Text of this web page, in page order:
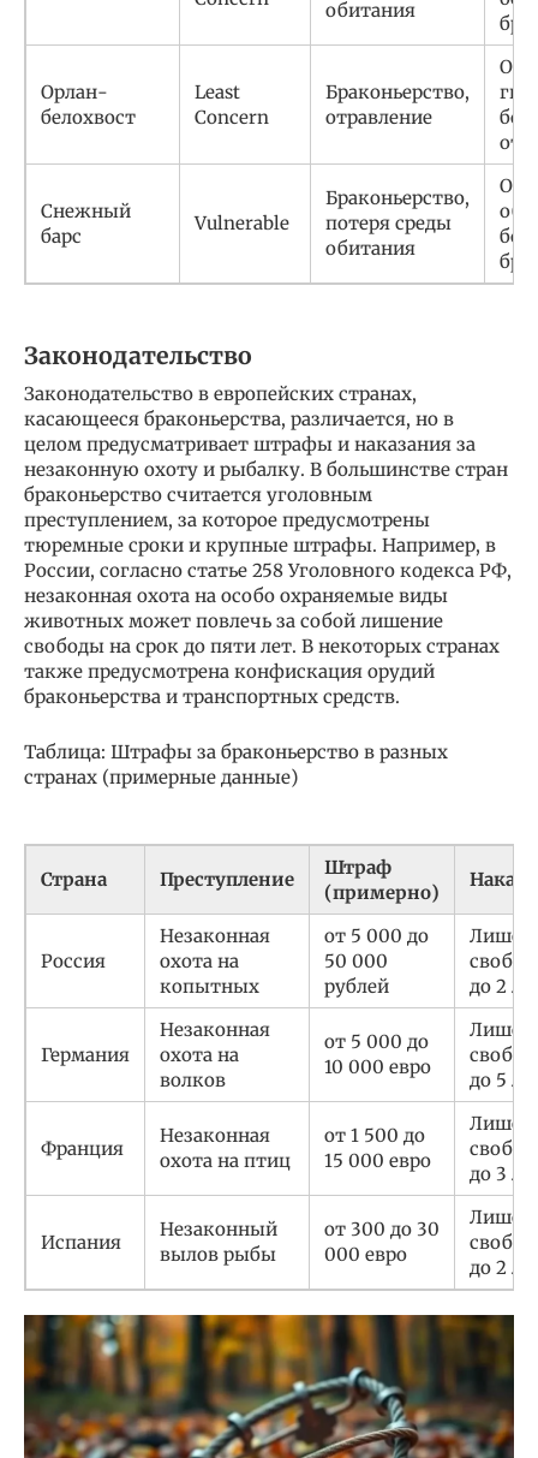
обитания
Орлан-
белохвост
Least
Concern
Браконьерство,
отравление
Снежный
барс
Vulnerable
Браконьерство,
потеря среды
обитания
Законодательство
Законодательство в европейских странах,
касающееся браконьерства, различается, но в
целом предусматривает штрафы и наказания за
незаконную охоту и рыбалку. В большинстве стран
браконьерство считается уголовным
преступлением, за которое предусмотрены
тюремные сроки и крупные штрафы. Например, в
России, согласно статье 258 Уголовного кодекса РФ,
незаконная охота на особо охраняемые виды
животных может повлечь за собой лишение
свободы на срок до пяти лет. В некоторых странах
также предусмотрена конфискация орудий
браконьерства и транспортных средств.
Таблица: Штрафы за браконьерство в разных
странах (примерные данные)
Страна Преступление
Штраф
(примерно)
Россия
Незаконная
охота на
копытных
от 5 000 до
50 000
рублей
до 2
Германия
Незаконная
охота на
волков
от 5 000 до
10 000 евро
до 5
Франция
Незаконная
охота на птиц
от 1 500 до
15 000 евро
до 3
Испания
Незаконный
вылов рыбы
от 300 до 30
000 евро
до 2